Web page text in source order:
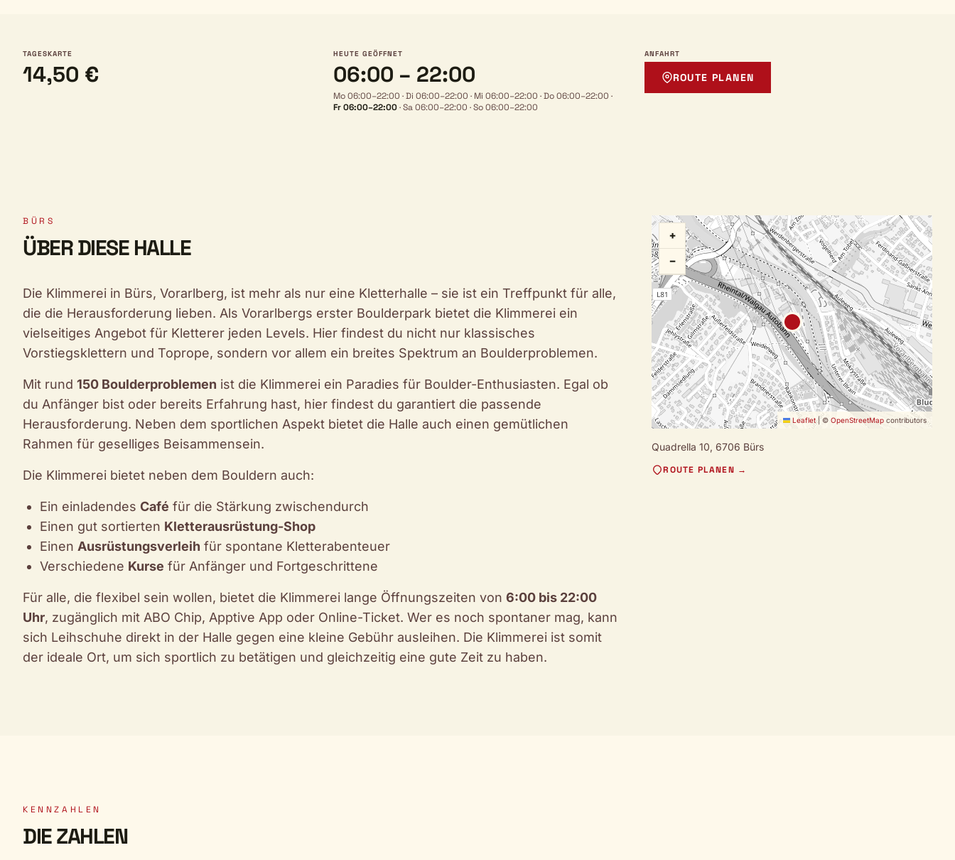
TAGESKARTE
14,50 €
HEUTE GEÖFFNET
06:00 – 22:00
Mo 06:00–22:00 ·Di 06:00–22:00 · Mi 06:00–22:00 ·Do 06:00–22:00 ·
Fr 06:00–22:00·Sa 06:00–22:00 ·So 06:00–22:00
ANFAHRT
ROUTE PLANEN
BÜRS
ÜBER DIESE HALLE
Die Klimmerei in Bürs, Vorarlberg, ist mehr als nur eine Kletterhalle – sie ist ein Treffpunkt für alle,
die die Herausforderung lieben. Als Vorarlbergs erster Boulderpark bietet die Klimmerei ein
vielseitiges Angebot für Kletterer jeden Levels. Hier findest du nicht nur klassisches
Vorstiegsklettern und Toprope, sondern vor allem ein breites Spektrum an Boulderproblemen.
Mit rund 150 Boulderproblemen ist die Klimmerei ein Paradies für Boulder-Enthusiasten. Egal ob
du Anfänger bist oder bereits Erfahrung hast, hier findest du garantiert die passende
Herausforderung. Neben dem sportlichen Aspekt bietet die Halle auch einen gemütlichen
Rahmen für geselliges Beisammensein.
Die Klimmerei bietet neben dem Bouldern auch:
Ein einladendes Café für die Stärkung zwischendurch
Einen gut sortierten Kletterausrüstung-Shop
Einen Ausrüstungsverleih für spontane Kletterabenteuer
Verschiedene Kurse für Anfänger und Fortgeschrittene
Für alle, die flexibel sein wollen, bietet die Klimmerei lange Öffnungszeiten von 6:00 bis 22:00
Uhr, zugänglich mit ABO Chip, Apptive App oder Online-Ticket. Wer es noch spontaner mag, kann
sich Leihschuhe direkt in der Halle gegen eine kleine Gebühr ausleihen. Die Klimmerei ist somit
der ideale Ort, um sich sportlich zu betätigen und gleichzeitig eine gute Zeit zu haben.
+
−
Leaflet |© OpenStreetMapcontributors
Quadrella 10,6706 Bürs
ROUTE PLANEN →
KENNZAHLEN
DIE ZAHLEN